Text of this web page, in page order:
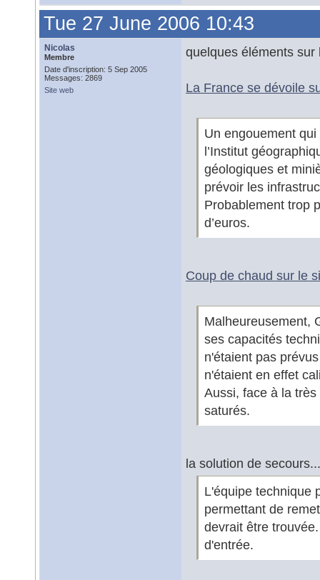
Tue 27 June 2006 10:43
Nicolas
Membre
Date d'inscription: 5 Sep 2005
Messages: 2869
Site web
quelques éléments
La France se dévoile
Un engouement
l’Institut
géologiques et
prévoir les
Probablement trop
d’euros.
Coup de chaud sur le
Malheureusement,
ses capacités
n'étaient pas
n'étaient en effet
Aussi, face à la
saturés.
la solution de secours...
L'équipe technique
permettant de
devrait être
d'entrée.